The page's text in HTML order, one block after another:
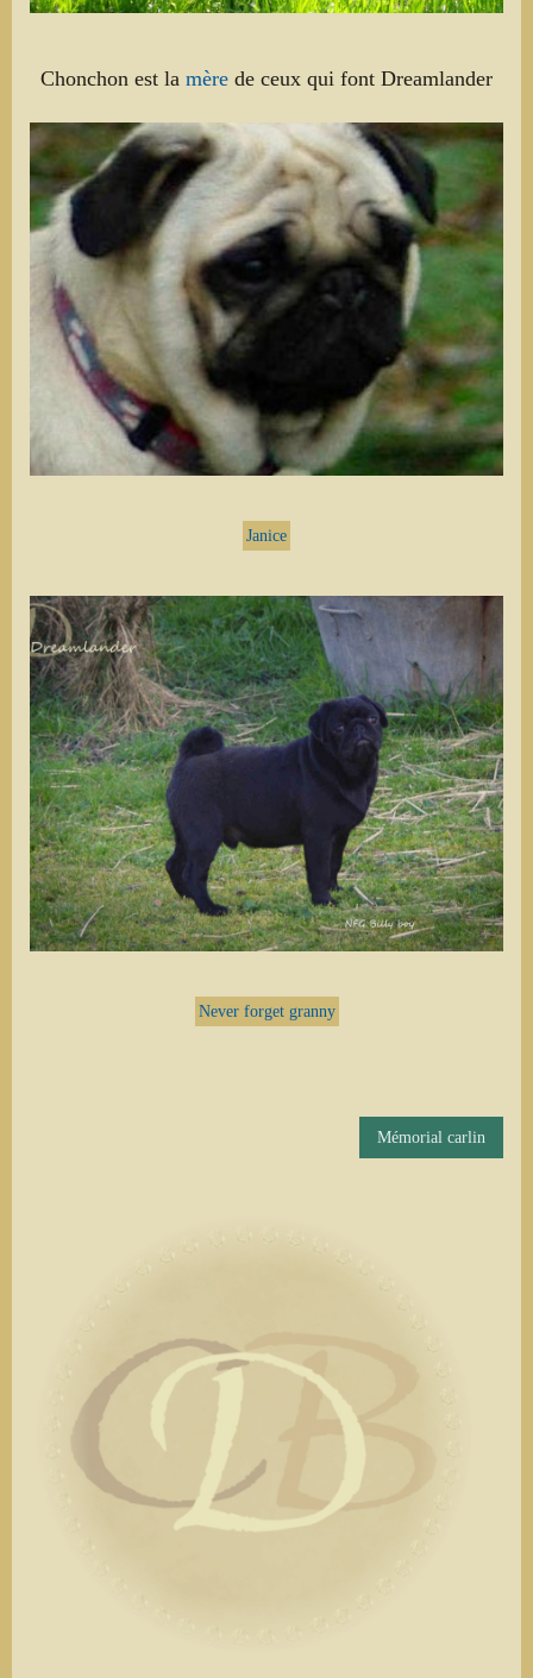
Chonchon est la mère de ceux qui font Dreamlander
Janice
Never forget granny
Mémorial carlin